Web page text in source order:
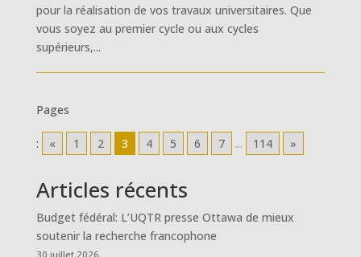
pour la réalisation de vos travaux universitaires. Que
vous soyez au premier cycle ou aux cycles
supérieurs,...
Pages
: « 1 2 3 4 5 6 7 ... 114 »
Articles récents
Budget fédéral: L’UQTR presse Ottawa de mieux
soutenir la recherche francophone
30 juillet 2026